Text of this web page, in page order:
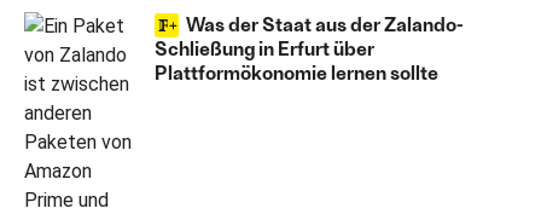
Was der Staat aus der Zalando-
Schließung in Erfurt über
Plattformökonomie lernen sollte